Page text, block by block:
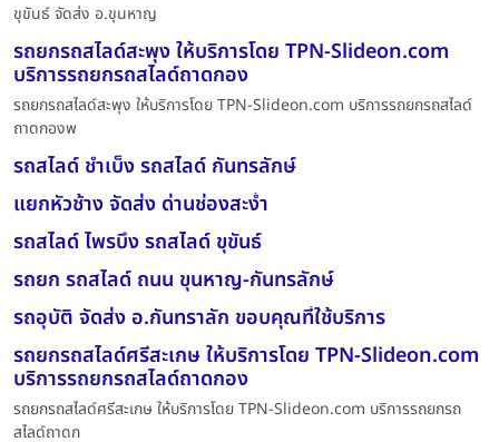
ขุขันธ์ จัดส่ง อ.ขุนหาญ
รถยกรถสไลด์สะพุง ให้บริการโดย TPN-Slideon.com
บริการรถยกรถสไลด์ถาดกอง
รถยกรถสไลด์สะพุง ให้บริการโดย TPN-Slideon.com บริการรถยกรถสไลด์
ถาดกองพ
รถสไลด์ ชำเบ็ง รถสไลด์ กันทรลักษ์
แยกหัวช้าง จัดส่ง ด่านช่องสะง่ำ
รถสไลด์ ไพรบึง รถสไลด์ ขุขันธ์
รถยก รถสไลด์ ถนน ขุนหาญ-กันทรลักษ์
รถอุบัติ จัดส่ง อ.กันทราลัก ขอบคุณที่ใช้บริการ
รถยกรถสไลด์ศรีสะเกษ ให้บริการโดย TPN-Slideon.com
บริการรถยกรถสไลด์ถาดกอง
รถยกรถสไลด์ศรีสะเกษ ให้บริการโดย TPN-Slideon.com บริการรถยกรถ
สไลด์ถาดก